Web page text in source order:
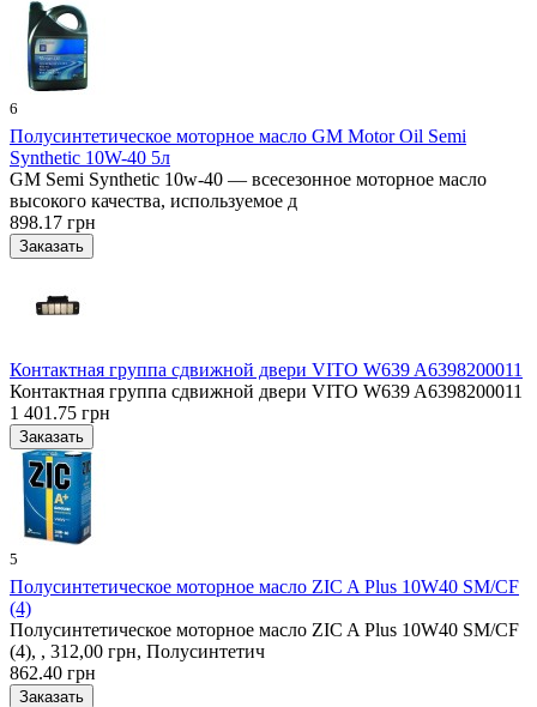
6
Полусинтетическое моторное масло GM Motor Oil Semi
Synthetic 10W-40 5л
GM Semi Synthetic 10w-40 — всесезонное моторное масло
высокого качества, используемое д
898.17 грн
Контактная группа сдвижной двери VITO W639 A6398200011
Контактная группа сдвижной двери VITO W639 A6398200011
1 401.75 грн
5
Полусинтетическое моторное масло ZIC A Plus 10W40 SM/CF
(4)
Полусинтетическое моторное масло ZIC A Plus 10W40 SM/CF
(4), , 312,00 грн, Полусинтетич
862.40 грн